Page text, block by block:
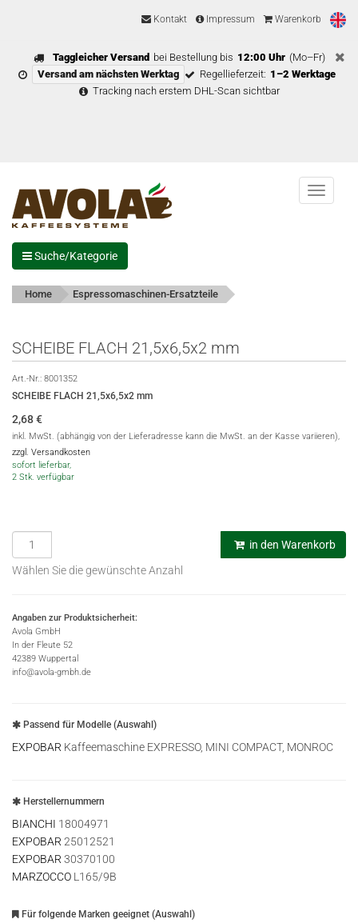
Kontakt Impressum Warenkorb
Taggleicher Versand bei Bestellung bis 12:00 Uhr (Mo–Fr)
Versand am nächsten Werktag
Regellieferzeit: 1–2 Werktage
Tracking nach erstem DHL-Scan sichtbar
Menu
Suche/Kategorie
Home Espressomaschinen-Ersatzteile
SCHEIBE FLACH 21,5x6,5x2 mm
Art.-Nr.: 8001352
SCHEIBE FLACH 21,5x6,5x2 mm
2,68€
inkl. MwSt. (abhängig von der Lieferadresse kann die MwSt. an der Kasse variieren),
zzgl. Versandkosten
sofort lieferbar,
2 Stk. verfügbar
in den Warenkorb
Wählen Sie die gewünschte Anzahl
Angaben zur Produktsicherheit:
Avola GmbH
In der Fleute 52
42389 Wuppertal
info@avola-gmbh.de
Passend für Modelle (Auswahl)
EXPOBAR Kaffeemaschine EXPRESSO, MINI COMPACT, MONROC
Herstellernummern
BIANCHI 18004971
EXPOBAR 25012521
EXPOBAR 30370100
MARZOCCO L165/9B
Für folgende Marken geeignet (Auswahl)